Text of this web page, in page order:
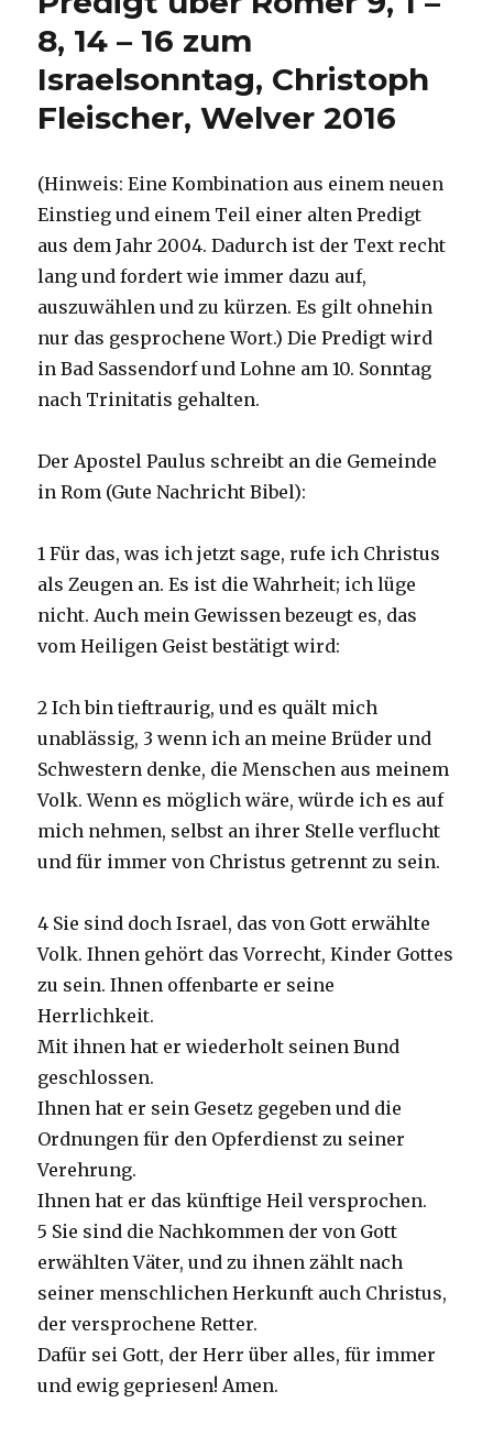
Emanuel
Behnert,
Lippetal
2020
8, 14 – 16 zum
Israelsonntag, Christoph
Fleischer, Welver 2016
(Hinweis: Eine Kombination aus einem neuen
Einstieg und einem Teil einer alten Predigt
aus dem Jahr 2004. Dadurch ist der Text recht
lang und fordert wie immer dazu auf,
auszuwählen und zu kürzen. Es gilt ohnehin
nur das gesprochene Wort.) Die Predigt wird
in Bad Sassendorf und Lohne am 10. Sonntag
nach Trinitatis gehalten.
Der Apostel Paulus schreibt an die Gemeinde
in Rom (Gute Nachricht Bibel):
1 Für das, was ich jetzt sage, rufe ich Christus
als Zeugen an. Es ist die Wahrheit; ich lüge
nicht. Auch mein Gewissen bezeugt es, das
vom Heiligen Geist bestätigt wird:
2 Ich bin tieftraurig, und es quält mich
unablässig, 3 wenn ich an meine Brüder und
Schwestern denke, die Menschen aus meinem
Volk. Wenn es möglich wäre, würde ich es auf
mich nehmen, selbst an ihrer Stelle verflucht
und für immer von Christus getrennt zu sein.
4 Sie sind doch Israel, das von Gott erwählte
Volk. Ihnen gehört das Vorrecht, Kinder Gottes
zu sein. Ihnen offenbarte er seine
Herrlichkeit.
Mit ihnen hat er wiederholt seinen Bund
geschlossen.
Ihnen hat er sein Gesetz gegeben und die
Ordnungen für den Opferdienst zu seiner
Verehrung.
Ihnen hat er das künftige Heil versprochen.
5 Sie sind die Nachkommen der von Gott
erwählten Väter, und zu ihnen zählt nach
seiner menschlichen Herkunft auch Christus,
der versprochene Retter.
Dafür sei Gott, der Herr über alles, für immer
und ewig gepriesen! Amen.